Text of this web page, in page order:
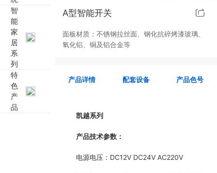
靓典系列智能开关
睿典系列智能开关
新致系列智能开关
大板系列智能开关
摇杆系列智能开关
客控系统方案4
客控系统方案5
智
能
家
居
系
列
特
色
产
品
A型智能开关
面板材质：不锈钢拉丝面、钢化抗碎烤漆玻璃、
氧化铝、铜及铝合金等
产品详情 配套设备 产品色号
凯越系列
产品技术参数：
电源电压：DC12V DC24V AC220V